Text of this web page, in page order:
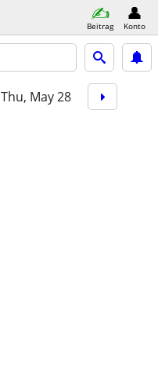
Beitrag Konto
Thu, May 28